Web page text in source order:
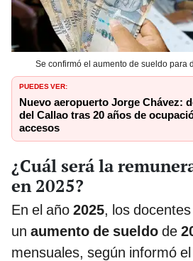
Se confirmó el aumento de sueldo para
PUEDES VER:
Nuevo aeropuerto Jorge Chávez:
del Callao tras 20 años de
accesos
¿Cuál será la
en 2025?
En el año 2025, los
un aumento de sueldo de
mensuales, según informó